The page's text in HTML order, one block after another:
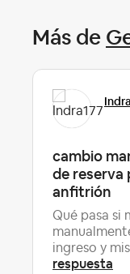
Más de
cambio
de reserva
anfitrión
Qué pasa si
ingreso y
respuesta